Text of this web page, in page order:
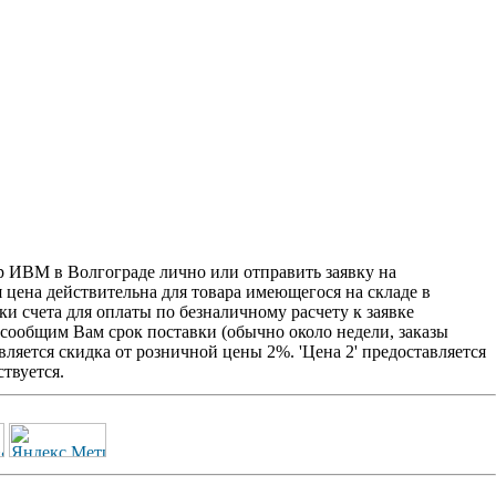
в Волгограде лично или отправить заявку на
действительна для товара имеющегося на складе в
для оплаты по безналичному расчету к заявке
Вам срок поставки (обычно около недели, заказы
скидка от розничной цены 2%. 'Цена 2' предоставляется